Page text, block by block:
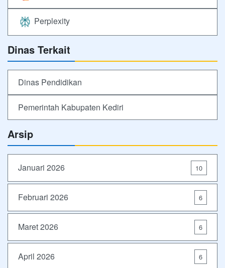
Perplexity
Dinas Terkait
Dinas Pendidikan
Pemerintah Kabupaten Kediri
Arsip
Januari 2026 10
Februari 2026 6
Maret 2026 6
April 2026 6